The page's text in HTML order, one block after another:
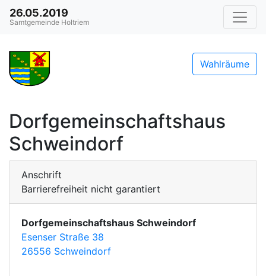
26.05.2019
Samtgemeinde Holtriem
Wahlräume
Dorfgemeinschaftshaus
Schweindorf
Anschrift
Barrierefreiheit nicht garantiert
Dorfgemeinschaftshaus Schweindorf
Esenser Straße 38
26556 Schweindorf